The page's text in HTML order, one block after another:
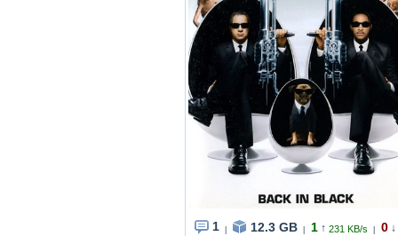
1 12.3 GB 1 ↑ 231 KB/s 0 ↓